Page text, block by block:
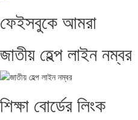
ফেইসবুকে আমরা
জাতীয় হেল্প লাইন নম্বর
শিক্ষা বোর্ডের লিংক